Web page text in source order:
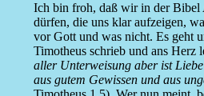
Ich bin froh, daß wir in der Bibel
dürfen, die uns klar aufzeigen,
vor Gott und was nicht. Es geht
Timotheus schrieb und ans Herz
aller Unterweisung aber ist
aus gutem Gewissen und aus